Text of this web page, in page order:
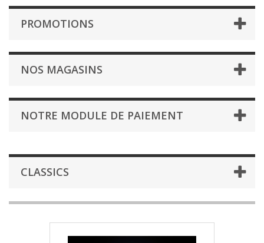
PROMOTIONS
NOS MAGASINS
NOTRE MODULE DE PAIEMENT
CLASSICS